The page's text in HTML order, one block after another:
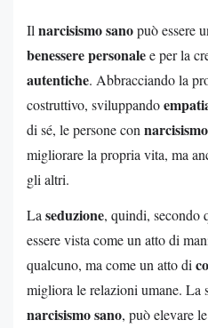
Il narcisismo sanopuò essere
benessere personalee per la
autentiche. Abbracciando la
costruttivo, sviluppando
di sé, le persone con
migliorare la propria vita, ma
gli altri.
Laseduzione, quindi, secondo
essere vista come un atto di
qualcuno, ma come un atto di
migliora le relazioni umane. La
narcisismo sano, può elevare